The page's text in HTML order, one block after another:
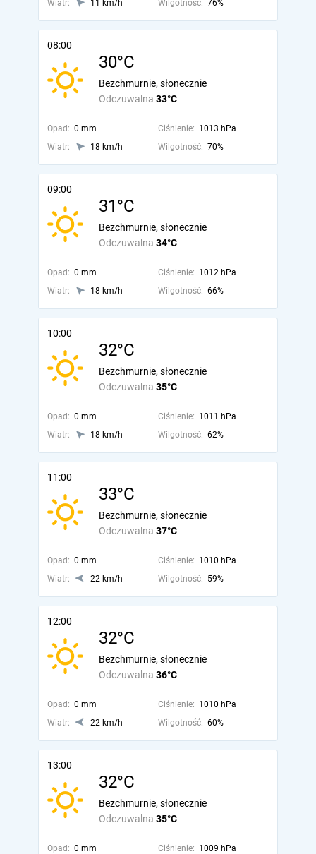
Wiatr: 11 km/h Wilgotność: 76%
08:00
30°C
Odczuwalna 33°C
Bezchmurnie, słonecznie
Opad: 0 mm Ciśnienie: 1013 hPa
Wiatr:
18 km/h Wilgotność: 70%
09:00
31°C
Odczuwalna 34°C
Bezchmurnie, słonecznie
Opad: 0 mm Ciśnienie: 1012 hPa
Wiatr:
18 km/h Wilgotność: 66%
10:00
32°C
Odczuwalna 35°C
Bezchmurnie, słonecznie
Opad: 0 mm Ciśnienie: 1011 hPa
Wiatr:
18 km/h Wilgotność: 62%
11:00
33°C
Odczuwalna 37°C
Bezchmurnie, słonecznie
Opad: 0 mm Ciśnienie: 1010 hPa
Wiatr:
22 km/h Wilgotność: 59%
12:00
32°C
Odczuwalna 36°C
Bezchmurnie, słonecznie
Opad: 0 mm Ciśnienie: 1010 hPa
Wiatr:
22 km/h Wilgotność: 60%
13:00
32°C
Odczuwalna 35°C
Bezchmurnie, słonecznie
Opad: 0 mm Ciśnienie: 1009 hPa